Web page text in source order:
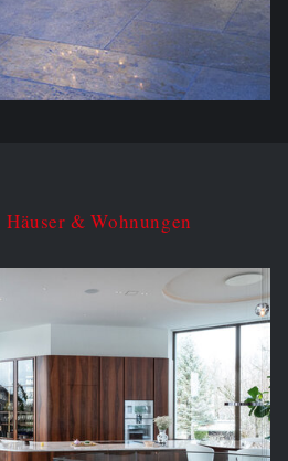
Häuser & Wohnungen